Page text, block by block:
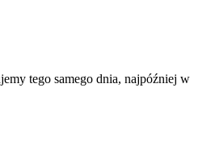
tego samego dnia, najpóźniej w